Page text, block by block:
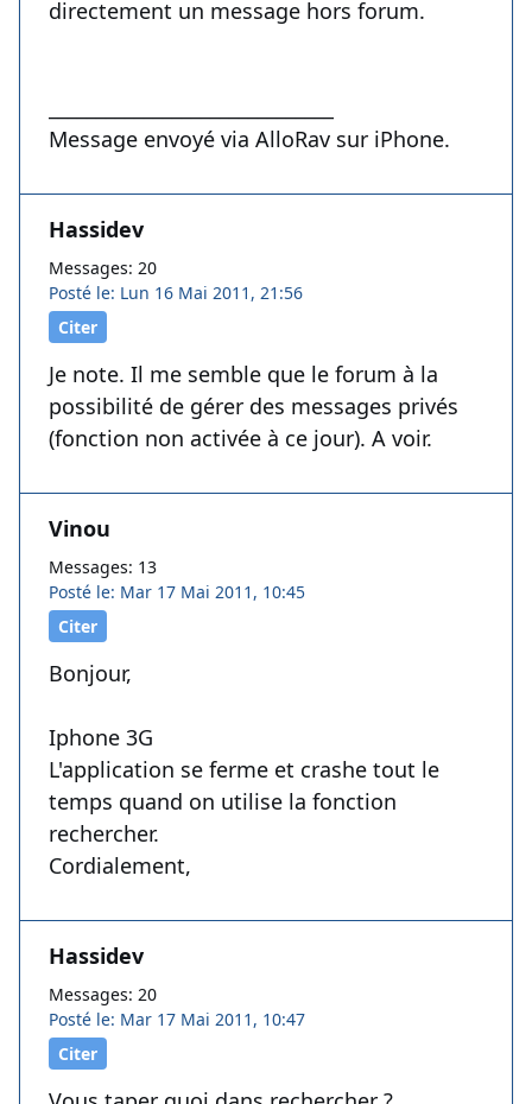
directement un message hors forum.
Message envoyé via AlloRav sur iPhone.
Hassidev
Messages: 20
Posté le: Lun 16 Mai 2011, 21:56
Citer
Je note. Il me semble que le forum à la
possibilité de gérer des messages privés
(fonction non activée à ce jour). A voir.
Vinou
Messages: 13
Posté le: Mar 17 Mai 2011, 10:45
Citer
Bonjour,
Iphone 3G
L'application se ferme et crashe tout le
temps quand on utilise la fonction
rechercher.
Cordialement,
Hassidev
Messages: 20
Posté le: Mar 17 Mai 2011, 10:47
Citer